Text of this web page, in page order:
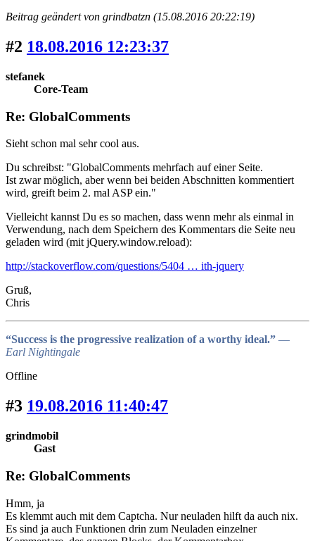
Beitrag geändert von grindbatzn (15.08.2016 20:22:19)
#2 18.08.2016 12:23:37
stefanek
Core-Team
Re: GlobalComments
Sieht schon mal sehr cool aus.
Du schreibst: "GlobalComments mehrfach auf einer Seite.
Ist zwar möglich, aber wenn bei beiden Abschnitten kommentiert
wird, greift beim 2. mal ASP ein."
Vielleicht kannst Du es so machen, dass wenn mehr als einmal in
Verwendung, nach dem Speichern des Kommentars die Seite neu
geladen wird (mit jQuery.window.reload):
http://stackoverflow.com/questions/5404 … ith-jquery
Gruß,
Chris
“Success is the progressive realization of a worthy ideal.” ―
Earl Nightingale
Offline
#3 19.08.2016 11:40:47
grindmobil
Gast
Re: GlobalComments
Hmm, ja
Es klemmt auch mit dem Captcha. Nur neuladen hilft da auch nix.
Es sind ja auch Funktionen drin zum Neuladen einzelner